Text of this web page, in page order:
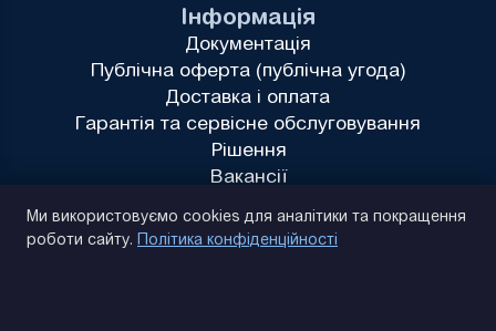
Інформація
Документація
Публічна оферта (публічна угода)
Доставка і оплата
Гарантія та сервісне обслуговування
Рішення
Вакансії
Ми використовуємо cookies для аналітики та покращення
роботи сайту. Політика конфіденційності